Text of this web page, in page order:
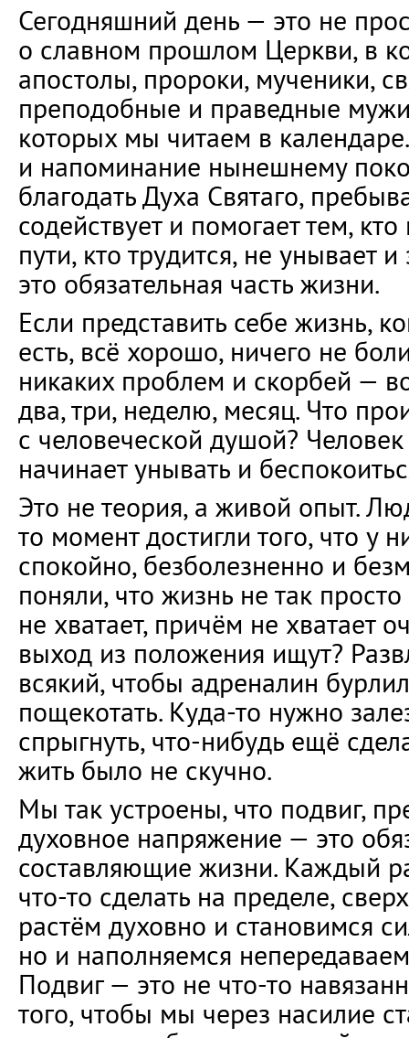
Сегодняшний день — это не
о славном прошлом Церкви, в
апостолы, пророки, мученики,
преподобные и праведные
которых мы читаем в
и напоминание нынешнему
благодать Духа Святаго,
содействует и помогает тем,
пути, кто трудится, не унывает
это обязательная часть жизни.
Если представить себе жизнь,
есть, всё хорошо, ничего не
никаких проблем и скорбей —
два, три, неделю, месяц. Что
с человеческой душой?
начинает унывать и
Это не теория, а живой опыт.
то момент достигли того, что у
спокойно, безболезненно и
поняли, что жизнь не так
не хватает, причём не хватает
выход из положения ищут?
всякий, чтобы адреналин
пощекотать. Куда-то нужно
спрыгнуть, что-нибудь ещё
жить было не скучно.
Мы так устроены, что подвиг,
духовное напряжение — это
составляющие жизни. Каждый
что-то сделать на пределе,
растём духовно и становимся
но и наполняемся
Подвиг — это не что-то
того, чтобы мы через насилие